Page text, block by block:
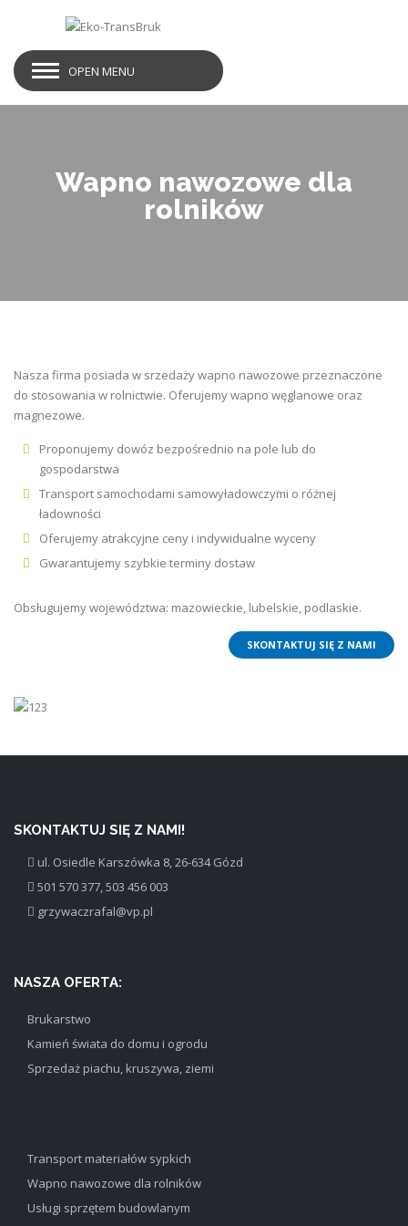
OPEN MENU
Wapno nawozowe dla
rolników
Nasza firma posiada w srzedaży wapno nawozowe przeznaczone
do stosowania w rolnictwie. Oferujemy wapno węglanowe oraz
magnezowe.
Proponujemy dowóz bezpośrednio na pole lub do
gospodarstwa
Transport samochodami samowyładowczymi o różnej
ładowności
Oferujemy atrakcyjne ceny i indywidualne wyceny
Gwarantujemy szybkie terminy dostaw
Obsługujemy województwa: mazowieckie, lubelskie, podlaskie.
SKONTAKTUJ SIĘ Z NAMI
SKONTAKTUJ SIĘ Z NAMI!
ul. Osiedle Karszówka 8, 26-634 Gózd
501 570 377, 503 456 003
grzywaczrafal@vp.pl
NASZA OFERTA:
Brukarstwo
Kamień świata do domu i ogrodu
Sprzedaż piachu, kruszywa, ziemi
Transport materiałów sypkich
Wapno nawozowe dla rolników
Usługi sprzętem budowlanym